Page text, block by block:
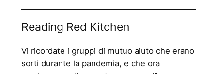
Reading Red Kitchen
Vi ricordate i gruppi di mutuo aiuto che erano
sorti durante la pandemia, e che ora